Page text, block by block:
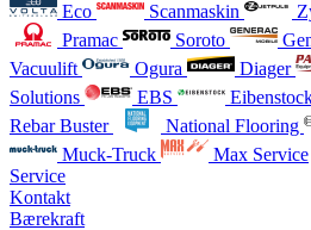
Eco
Scanmaskin
Pramac
Soroto
Vacuulift
Ogura Diager
Solutions
EBS
Rebar Buster
National Flooring
Muck-Truck
Max Service
Service
Kontakt
Bærekraft